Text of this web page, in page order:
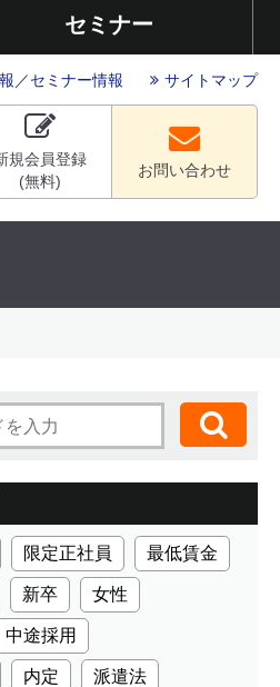
セミナー
／セミナー情報 サイトマップ
規会員登録
(無料)
お問い合わせ
限定正社員 最低賃金
新卒 女性
中途採用
内定 派遣法